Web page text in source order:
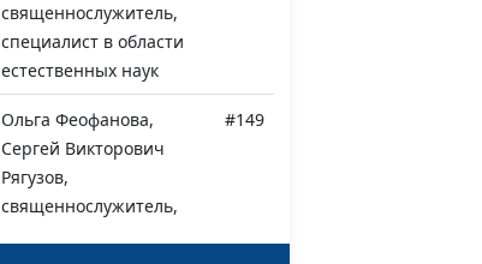
священнослужитель,
специалист в области
естественных наук
Ольга Феофанова,
Сергей Викторович
Рягузов,
священнослужитель,
#149